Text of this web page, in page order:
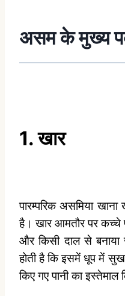
असम के मुख्य
1. खार
पारम्परिक असमिया
है। खार आमतौर पर कच्चे
और किसी दाल से
होती है कि इसमें धूप में
किए गए पानी का इस्तेमाल